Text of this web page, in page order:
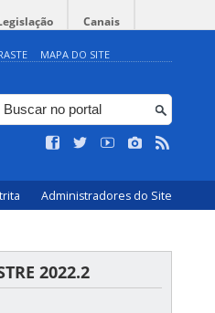
Canais
MAPA DO SITE
Administradores do Site
2022.2